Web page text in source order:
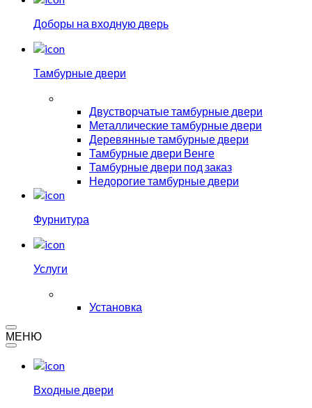
Доборы на входную дверь
Тамбурные двери
Двустворчатые тамбурные двери
Металлические тамбурные двери
Деревянные тамбурные двери
Тамбурные двери Венге
Тамбурные двери под заказ
Недорогие тамбурные двери
Фурнитура
Услуги
Установка
МЕНЮ
Входные двери